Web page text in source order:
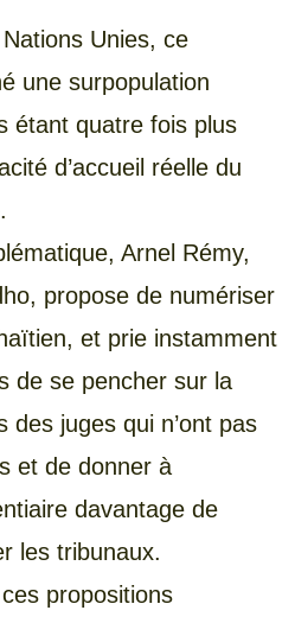
Unies, ce
une surpopulation
étant quatre fois plus
d’accueil réelle du
Arnel Rémy,
propose de numériser
et prie instamment
de se pencher sur la
des juges qui n’ont pas
et de donner à
davantage de
les tribunaux.
propositions